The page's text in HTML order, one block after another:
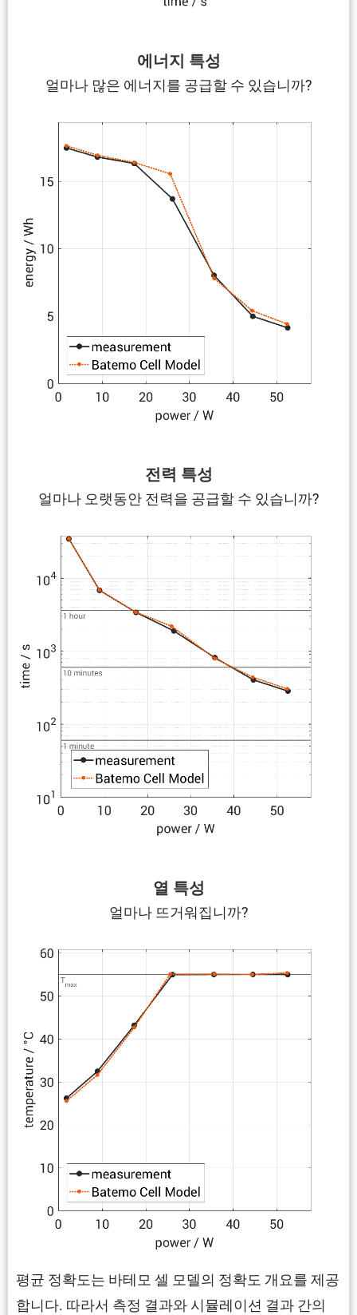
에너지 특성
얼마나 많은 에너지를 공급할 수 있습니까?
전력 특성
얼마나 오랫동안 전력을 공급할 수 있습니까?
열 특성
얼마나 뜨거워집니까?
평균 정확도는 바테모 셀 모델의 정확도 개요를 제공
합니다. 따라서 측정 결과와 시뮬레이션 결과 간의